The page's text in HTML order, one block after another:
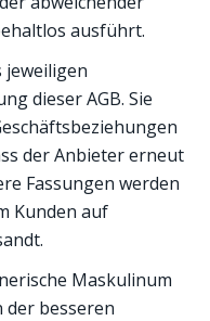
ausführt.
jeweiligen
dieser AGB. Sie
der Anbieter erneut
Fassungen werden
Kunden auf
Maskulinum
der besseren